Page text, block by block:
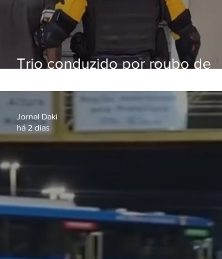
Trio conduzido por roubo de
passagens
Jornal Daki
há 2 dias